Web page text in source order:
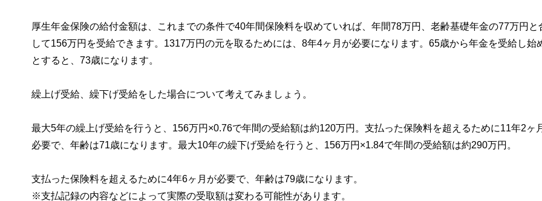
厚生年金保険の給付金額は、これまでの条件で40年間保険料を収めていれば、年間78万円、老齢基礎年金の77万円と
して156万円を受給できます。1317万円の元を取るためには、8年4ヶ月が必要になります。65歳から年金を受給し始
とすると、73歳になります。
繰上げ受給、繰下げ受給をした場合について考えてみましょう。
最大5年の繰上げ受給を行うと、156万円×0.76で年間の受給額は約120万円。支払った保険料を超えるために11年2ヶ
必要で、年齢は71歳になります。最大10年の繰下げ受給を行うと、156万円×1.84で年間の受給額は約290万円。
支払った保険料を超えるために4年6ヶ月が必要で、年齢は79歳になります。
※支払記録の内容などによって実際の受取額は変わる可能性があります。